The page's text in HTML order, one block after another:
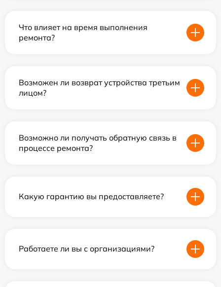
Что влияет на время выполнения
ремонта?
Возможен ли возврат устройства третьим
лицом?
Возможно ли получать обратную связь в
процессе ремонта?
Какую гарантию вы предоставляете?
Работаете ли вы с организациями?